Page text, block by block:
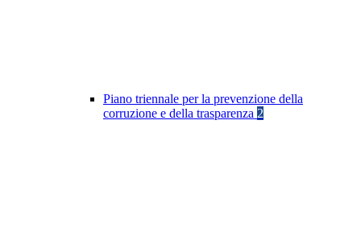
Piano triennale per la prevenzione della
corruzione e della trasparenza 2